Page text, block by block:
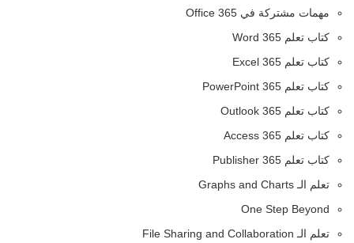
مهمات مشتركة في Office 365
كتاب تعلم Word 365
كتاب تعلم Excel 365
كتاب تعلم PowerPoint 365
كتاب تعلم Outlook 365
كتاب تعلم Access 365
كتاب تعلم Publisher 365
تعلم الـ Graphs and Charts
One Step Beyond
تعلم الـ File Sharing and Collaboration